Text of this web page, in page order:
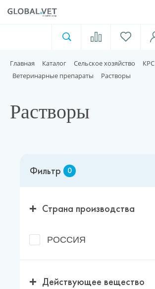
Для пищевой индустрии
Каталог
Доставка и оплата
Главная Каталог Сельское хозяйство
КРС
Ветеринарные препараты
Растворы
Растворы
Фильтр 0
Страна производства
РОССИЯ
Действующее вещество